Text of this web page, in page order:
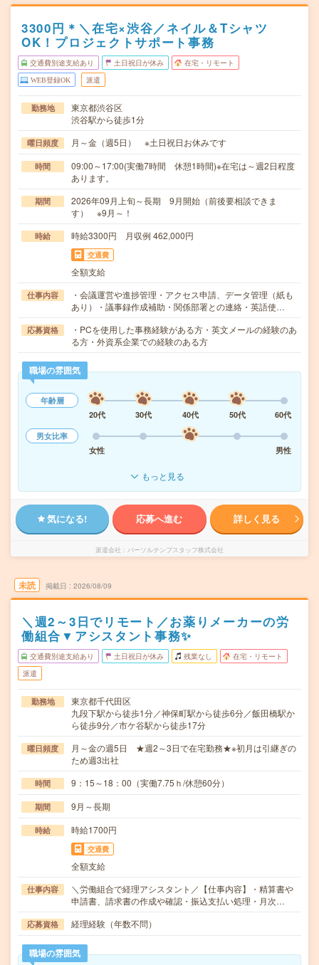
3300円＊＼在宅×渋谷／ネイル＆Tシャツ
OK！プロジェクトサポート事務
交通費別途支給あり 土日祝日が休み 在宅・リモート
WEB登録OK 派遣
勤務地
東京都渋谷区
渋谷駅から徒歩1分
曜日頻度 月～金（週5日） ※土日祝日お休みです
時間
09:00～17:00(実働7時間 休憩1時間)※在宅は～週2日程度
あります。
期間
2026年09月上旬～長期 9月開始（前後要相談できま
す） ※9月～！
時給 時給3300円 月収例 462,000円
交通費
全額支給
仕事内容
・会議運営や進捗管理・アクセス申請、データ管理（紙も
あり）・議事録作成補助・関係部署との連絡・英語使…
応募資格
・PCを使用した事務経験がある方・英文メールの経験のあ
る方・外資系企業での経験のある方
職場の雰囲気
年齢層
20代
30代 40代 50代
60代
男女比率
女性
男性
もっと見る
気になる! 応募へ進む 詳しく見る
派遣会社 パーソルテンプスタッフ株式会社
未読 掲載日 2026/08/09
＼週2～3日でリモート／お薬りメーカーの労
働組合▼アシスタント事務✨
交通費別途支給あり 土日祝日が休み 残業なし 在宅・リモート
派遣
勤務地
東京都千代田区
九段下駅から徒歩1分／神保町駅から徒歩6分／飯田橋駅か
ら徒歩9分／市ケ谷駅から徒歩17分
曜日頻度
月～金の週5日 ★週2～3日で在宅勤務★※初月は引継ぎの
ため週3出社
時間 9：15～18：00（実働7.75ｈ/休憩60分）
期間 9月～長期
時給 時給1700円
交通費
全額支給
仕事内容
＼労働組合で経理アシスタント／【仕事内容】・精算書や
申請書、請求書の作成や確認・振込支払い処理・月次…
応募資格 経理経験（年数不問）
職場の雰囲気